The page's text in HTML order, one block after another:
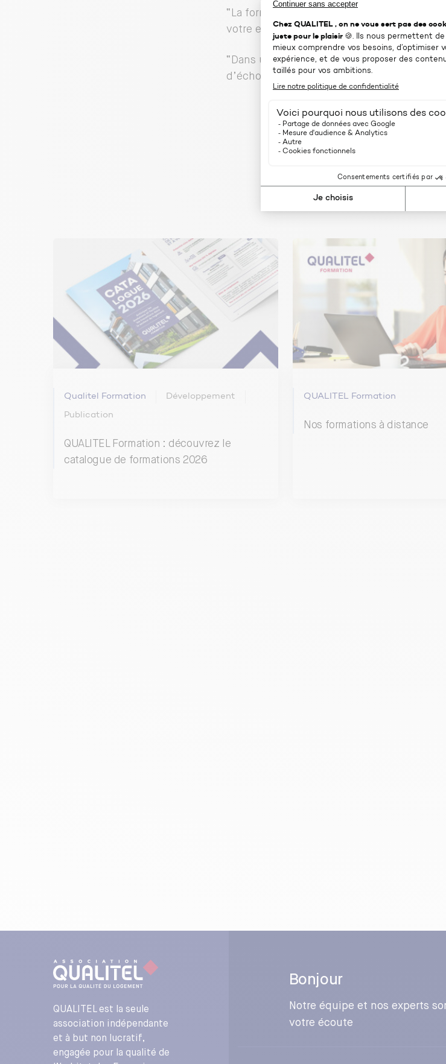
“La formation n’est pas une dépense,
votre entreprise et de vos employés.” –
“Dans un monde qui change très
d’échouer est de ne prendre aucun
À lire
Qualitel Formation Développement
Publication
QUALITEL Formation : découvrez le
catalogue de formations 2026
QUALITEL Formation
Nos formations à distance
QUALITEL est la seule
association indépendante
et à but non lucratif,
engagée pour la qualité de
Bonjour
Notre équipe et nos experts
votre écoute